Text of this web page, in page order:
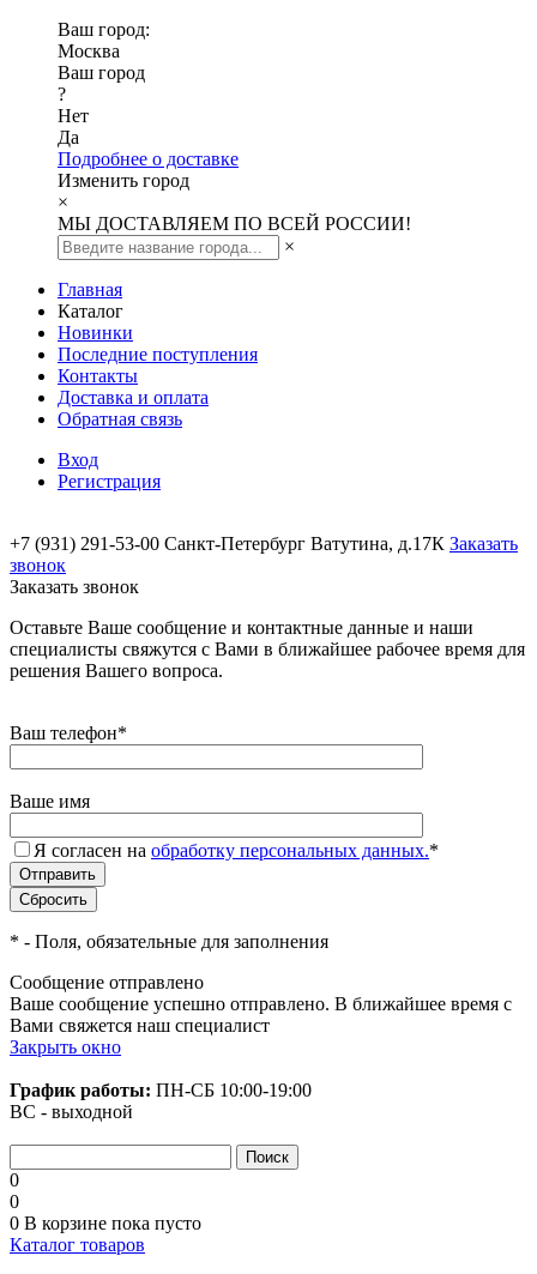
Ваш город:
Москва
Ваш город
?
Нет
Да
Подробнее о доставке
Изменить город
×
МЫ ДОСТАВЛЯЕМ ПО ВСЕЙ РОССИИ!
×
Главная
Каталог
Новинки
Последние поступления
Контакты
Доставка и оплата
Обратная связь
Вход
Регистрация
+7 (931) 291-53-00 Санкт-Петербург Ватутина, д.17К Заказать
звонок
Заказать звонок
Оставьте Ваше сообщение и контактные данные и наши
специалисты свяжутся с Вами в ближайшее рабочее время для
решения Вашего вопроса.
Ваш телефон*
Ваше имя
Я согласен на обработку персональных данных.*
* - Поля, обязательные для заполнения
Сообщение отправлено
Ваше сообщение успешно отправлено. В ближайшее время с
Вами свяжется наш специалист
Закрыть окно
График работы: ПН-СБ 10:00-19:00
ВС - выходной
0
0
0 В корзине пока пусто
Каталог товаров